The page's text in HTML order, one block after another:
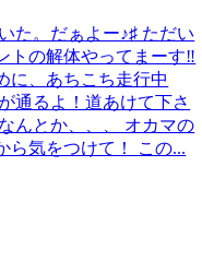
た。だぁよー♪♯ ただい
トの解体やってまーす‼️
に、あちこち走行中
通るよ！道あけて下さ
んとか、、、 オカマの
ら気をつけて！ この...